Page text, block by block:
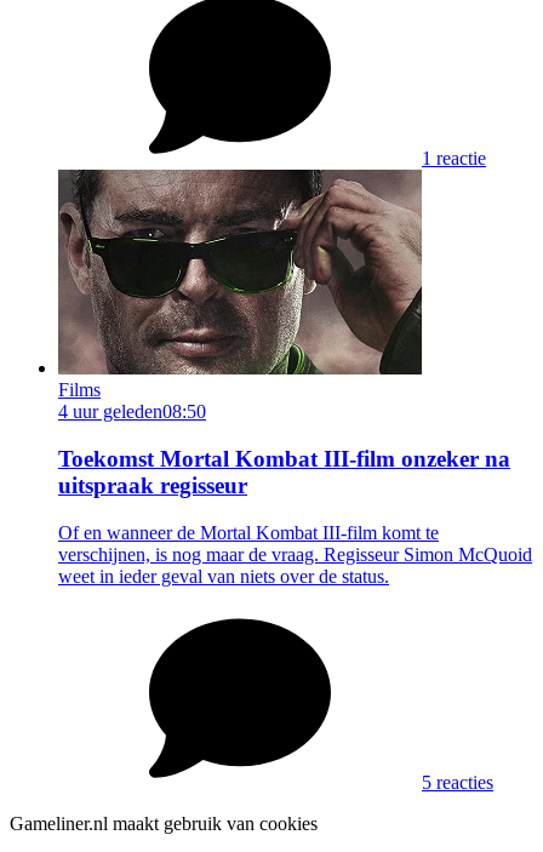
1 reactie
Films
4 uur geleden08:50
Toekomst Mortal Kombat III-film onzeker na
uitspraak regisseur
Of en wanneer de Mortal Kombat III-film komt te
verschijnen, is nog maar de vraag. Regisseur Simon McQuoid
weet in ieder geval van niets over de status.
5 reacties
Gameliner.nl maakt gebruik van cookies